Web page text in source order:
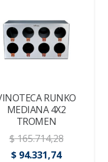
RUNKO
MEDIANA 4X2
TROMEN
$165.714,28
El
$ 94.331,74El